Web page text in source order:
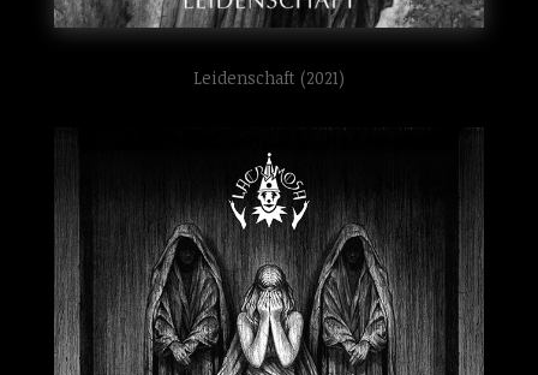
Leidenschaft (2021)